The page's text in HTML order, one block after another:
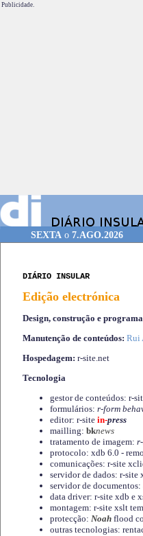
Publicidade.
SEXTA o 7.AGO.2026
DIÁRIO INSULAR
Edição electrónica
Design, construção e
Manutenção de conteúdos: Rui
Hospedagem: r-site.net
Tecnologia
gestor de conteúdos: r-
formulários: r-form
editor: r-site in-press
mailling: bknews
tratamento de imagem:
protocolo: xdb 6.0 -
comunicações: r-site
servidor de dados: r-site
servidor de documentos:
data driver: r-site xdb e
montagem: r-site xslt
protecção: Noah flood
outras tecnologias: